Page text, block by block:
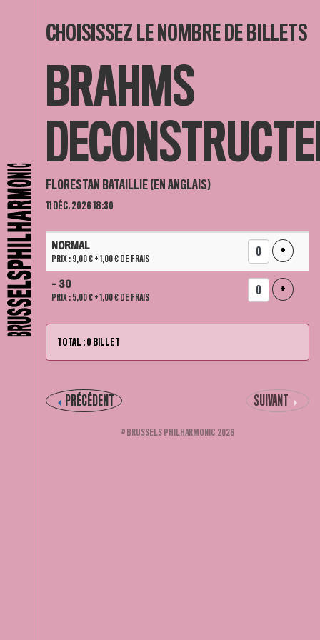
CHOISISSEZ LE NOMBRE DE BILLETS
BRAHMS
FLORESTAN BATAILLIE (EN ANGLAIS)
11 DÉC. 2026 18:30
NOMBRE
NORMAL
PRIX : 9,00 € + 1,00 € DE FRAIS +
- 30
PRIX : 5,00 € + 1,00 € DE FRAIS +
TOTAL : 0 BILLET
SUIVANT
PRÉCÉDENT
© BRUSSELS PHILHARMONIC 2026